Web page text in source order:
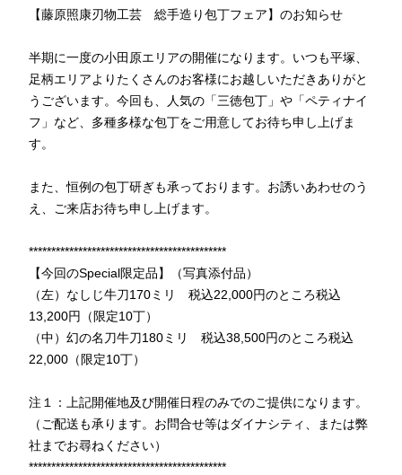
【藤原照康刃物工芸 総手造り包丁フェア】のお知らせ
半期に一度の小田原エリアの開催になります。いつも平塚、
足柄エリアよりたくさんのお客様にお越しいただきありがと
うございます。今回も、人気の「三徳包丁」や「ペティナイ
フ」など、多種多様な包丁をご用意してお待ち申し上げま
す。
また、恒例の包丁研ぎも承っております。お誘いあわせのう
え、ご来店お待ち申し上げます。
********************************************
【今回のSpecial限定品】（写真添付品）
（左）なしじ牛刀170ミリ 税込22,000円のところ税込
13,200円（限定10丁）
（中）幻の名刀牛刀180ミリ 税込38,500円のところ税込
22,000（限定10丁）
注１：上記開催地及び開催日程のみでのご提供になります。
（ご配送も承ります。お問合せ等はダイナシティ、または弊
社までお尋ねください）
********************************************